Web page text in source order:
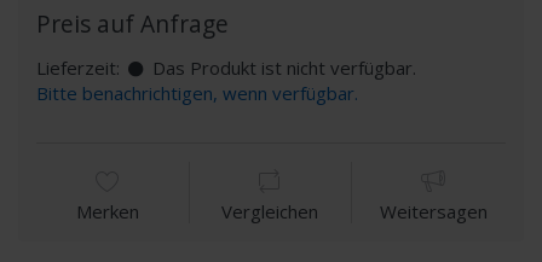
Preis auf Anfrage
Lieferzeit:
Das Produkt ist nicht verfügbar.
Bitte benachrichtigen, wenn verfügbar.
Merken Vergleichen Weitersagen